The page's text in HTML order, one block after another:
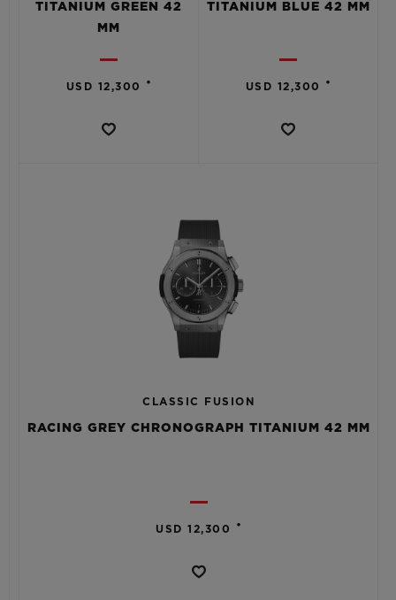
TITANIUM GREEN 42
MM
USD 12,300 •
TITANIUM BLUE 42 MM
USD 12,300 •
CLASSIC FUSION
RACING GREY CHRONOGRAPH TITANIUM 42 MM
USD 12,300 •